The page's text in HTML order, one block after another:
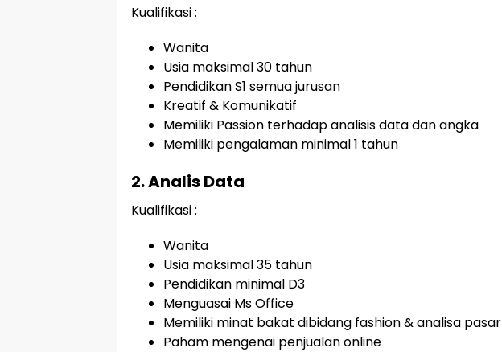
Kualifikasi :
Wanita
Usia maksimal 30 tahun
Pendidikan S1 semua jurusan
Kreatif & Komunikatif
Memiliki Passion terhadap analisis data dan angka
Memiliki pengalaman minimal 1 tahun
2. Analis Data
Kualifikasi :
Wanita
Usia maksimal 35 tahun
Pendidikan minimal D3
Menguasai Ms Office
Memiliki minat bakat dibidang fashion & analisa pasar
Paham mengenai penjualan online